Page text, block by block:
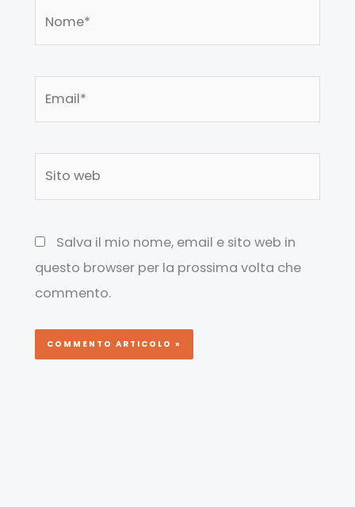
Salva il mio nome, email e sito web in
questo browser per la prossima volta che
commento.